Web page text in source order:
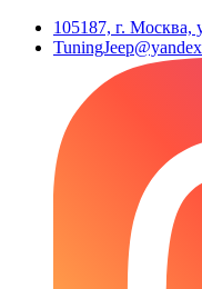
105187, г. Москва,